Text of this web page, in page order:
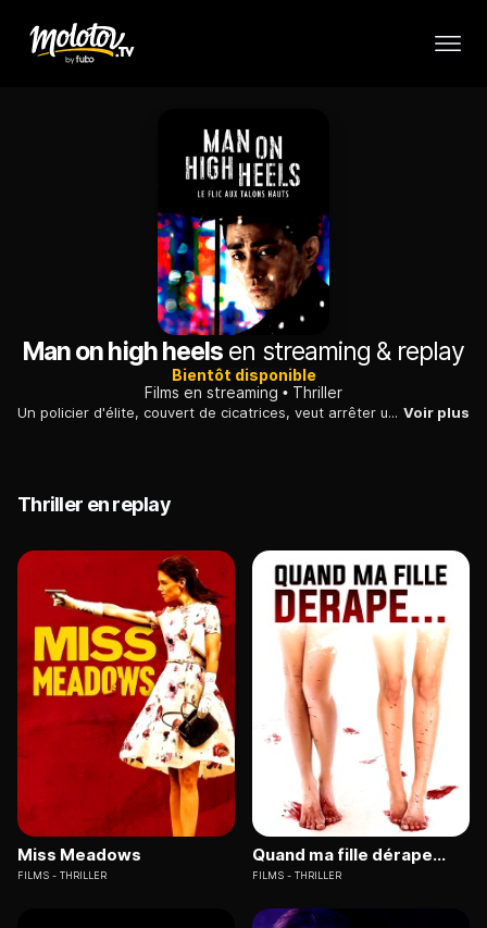
Man on high heels en streaming & replay
Bientôt disponible
Films en streaming
Thriller
Un policier d'élite, couvert de cicatrices, veut arrêter un parrain dangereux avant de quitter la police et d'entamer sa transition pour devenir une femme. Voir plus
Thriller en replay
Miss Meadows
FILMS THRILLER
Quand ma fille dérape...
FILMS THRILLER